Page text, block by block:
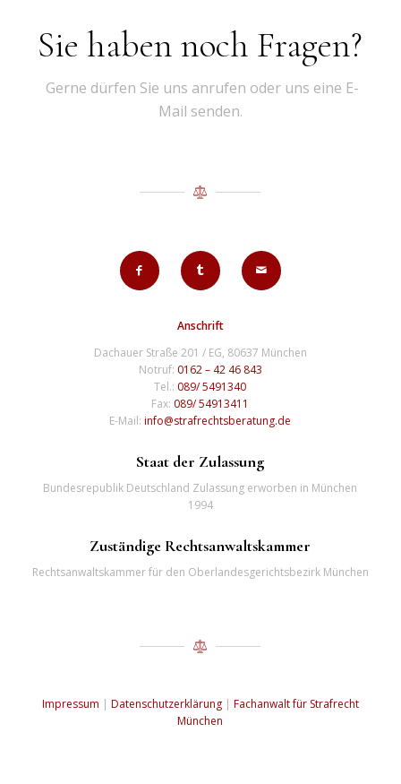
Sie haben noch Fragen?
Gerne dürfen Sie uns anrufen oder uns eine E-
Mail senden.
Anschrift
Dachauer Straße 201 / EG, 80637 München
Notruf: 0162 – 42 46 843
Tel.: 089/ 5491340
Fax: 089/ 54913411
E-Mail:info@strafrechtsberatung.de
Staat der Zulassung
Bundesrepublik Deutschland Zulassung erworben in München
1994
Zuständige Rechtsanwaltskammer
Rechtsanwaltskammer für den Oberlandesgerichtsbezirk München
Impressum | Datenschutzerklärung| Fachanwalt für Strafrecht
München